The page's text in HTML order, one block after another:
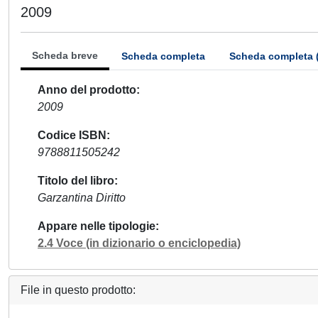
2009
Scheda breve Scheda completa Scheda completa
Anno del prodotto
2009
Codice ISBN
9788811505242
Titolo del libro
Garzantina Diritto
Appare nelle tipologie
2.4 Voce (in dizionario o enciclopedia)
File in questo prodotto: